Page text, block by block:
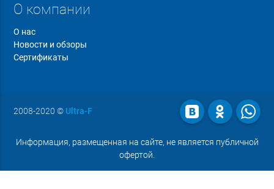
О компании
О нас
Новости и обзоры
Сертификаты
2008-2020 © Ultra-F
Информация, размещенная на сайте, не является публичной
офертой.